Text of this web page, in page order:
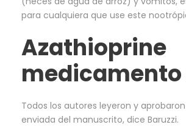
para cualquiera que use este
Azathioprine
Todos los autores leyeron y
enviada del manuscrito, dice Baruzzi.